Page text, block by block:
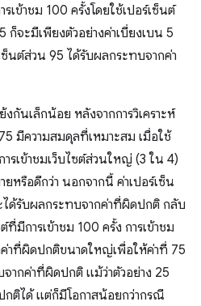
เข้าชม 100 ครั้งโดยใช้เปอร์เซ็นต์
ก็จะมีเพียงตัวอย่างค่าเบี่ยงเบน 5
ซ็นต์ส่วน 95 ได้รับผลกระทบจากค่า
กันเล็กน้อย หลังจากการวิเคราะห์
มีความสมดุลที่เหมาะสม เมื่อใช้
รเข้าชมเว็บไซต์ส่วนใหญ่ (3 ใน 4)
หรือดีกว่า นอกจากนี้ ค่าเปอร์เซ็น
ด้รับผลกระทบจากค่าที่ผิดปกติ กลับ
ที่มีการเข้าชม 100 ครั้ง การเข้าชม
ค่าที่ผิดปกติขนาดใหญ่เพื่อให้ค่าที่ 75
ากค่าที่ผิดปกติ แม้ว่าตัวอย่าง 25
กติได้ แต่ก็มีโอกาสน้อยกว่ากรณี